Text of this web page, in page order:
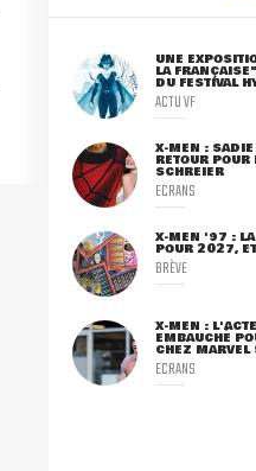
UNE
LA
DU FESTIVAL
ACTU VF
X-MEN :
RETOUR
SCHREIER
ECRANS
X-MEN '97 : LA
POUR 2027,
BRÈVE
X-MEN :
EMBAUCHÉ
CHEZ MARVEL
ECRANS